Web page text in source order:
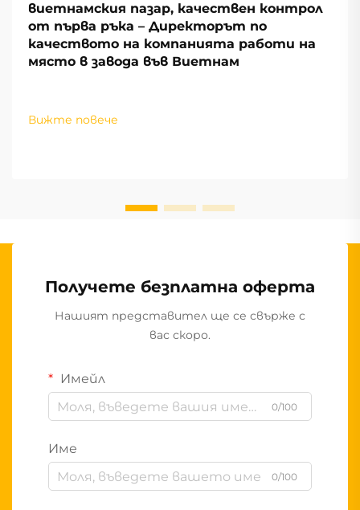
виетнамския пазар, качествен контрол
от първа ръка – Директорът по
качеството на компанията работи на
място в завода във Виетнам
Вижте повече
Получете безплатна оферта
Нашият представител ще се свърже с
вас скоро.
Имейл
0/100
Име
0/100